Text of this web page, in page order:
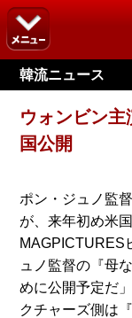
韓流ニュース
ウォンビン
国公開
ポン・ジュノ監
が、来年初め米
MAGPICTURES
ュノ監督の『母
めに公開予定だ
クチャーズ側は